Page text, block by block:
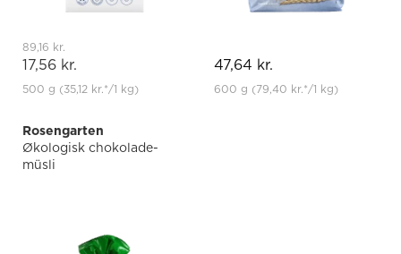
89,16 kr.
17,56 kr.
500 g (35,12 kr.*/1 kg)
47,64 kr.
600 g (79,40 kr.*/1 kg)
Rosengarten
Økologisk chokolade-
müsli